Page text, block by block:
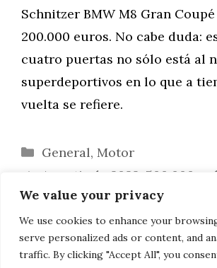
We value your privacy
We use cookies to enhance your
serve personalized ads or content, and
traffic. By clicking "Accept All", you
Schnitzer BMW M8 Gran
200.000 euros. No cabe duda:
cuatro puertas no sólo está al
superdeportivos en lo que a
vuelta se refiere.
Categorías
General, Motor
A partir de 2022, 500.000 e-
BMW amplía su producción
San Remo Green: Más
BMW Serie 4 Convertible G23